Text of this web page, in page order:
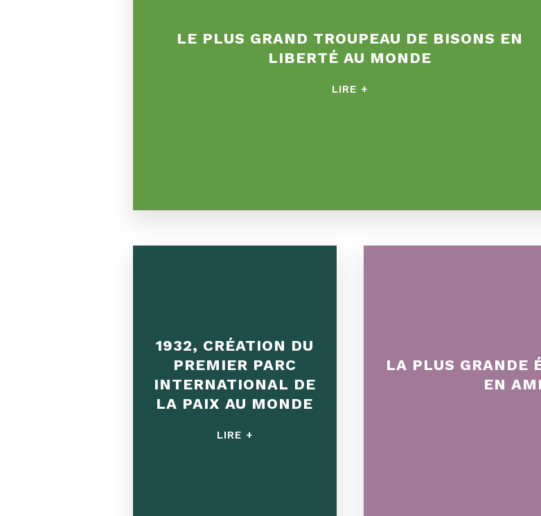
LE PLUS GRAND TROUPEAU DE BISONS EN
LIBERTÉ AU MONDE
LIRE +
1932, CRÉATION DU
PREMIER PARC
INTERNATIONAL DE
LA PAIX AU MONDE
LIRE +
LA PLUS GRANDE
EN